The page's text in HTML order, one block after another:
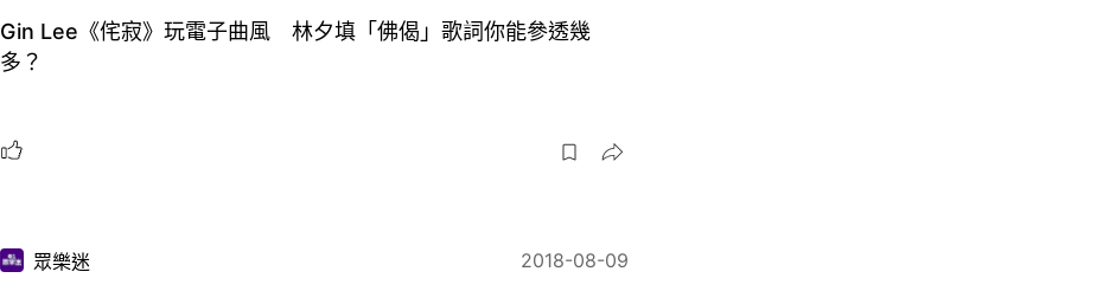
Gin Lee《侘寂》玩電子曲風 林夕填「佛偈」歌詞你能參透幾
多？
眾樂迷 2018-08-09